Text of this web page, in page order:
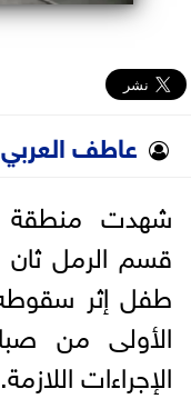
عاطف العربي
شهدت منطقة
قسم الرمل ثان
طفل إثر
الأولى من
الإجراءات اللازمة.